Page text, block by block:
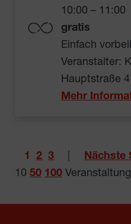
10:00 – 11:00
gratis
Einfach
Veranstalter:
Hauptstraße 4
Mehr
1 2 3 Nächste
10 50 100